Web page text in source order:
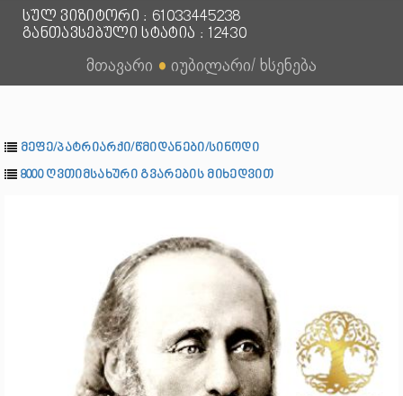
სულ ვიზიტორი : 61033445238
განთავსებული სტატია : 12430
მთავარი ● იუბილარი/ ხსენება
მეფე/პატრიარქი/წმიდანები/სინოდი
8000 ღვთიმსახური გვარების მიხედვით